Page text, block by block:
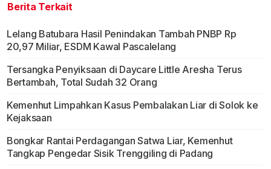
Berita Terkait
Lelang Batubara Hasil Penindakan Tambah PNBP Rp
20,97 Miliar, ESDM Kawal Pascalelang
Tersangka Penyiksaan di Daycare Little Aresha Terus
Bertambah, Total Sudah 32 Orang
Kemenhut Limpahkan Kasus Pembalakan Liar di Solok ke
Kejaksaan
Bongkar Rantai Perdagangan Satwa Liar, Kemenhut
Tangkap Pengedar Sisik Trenggiling di Padang